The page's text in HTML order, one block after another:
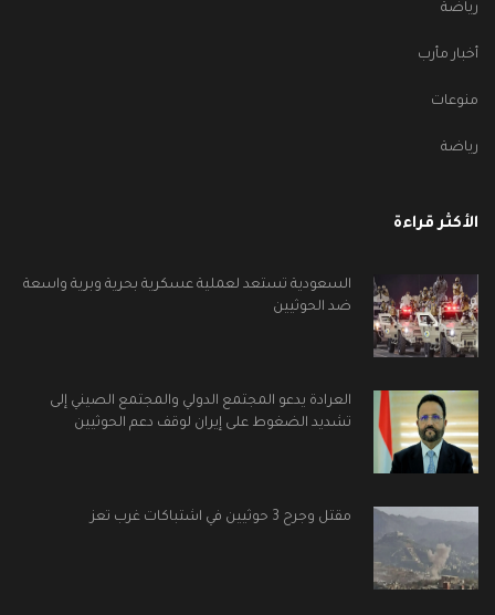
رياضة
أخبار مأرب
منوعات
رياضة
الأكثر قراءة
السعودية تستعد لعملية عسكرية بحرية وبرية واسعة
ضد الحوثيين
العرادة يدعو المجتمع الدولي والمجتمع الصيني إلى
تشديد الضغوط على إيران لوقف دعم الحوثيين
مقتل وجرح 3 حوثيين في اشتباكات غرب تعز